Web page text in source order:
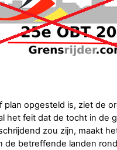
opgesteld is, ziet de
het feit dat de tocht in de
zou zijn, maakt
de betreffende landen